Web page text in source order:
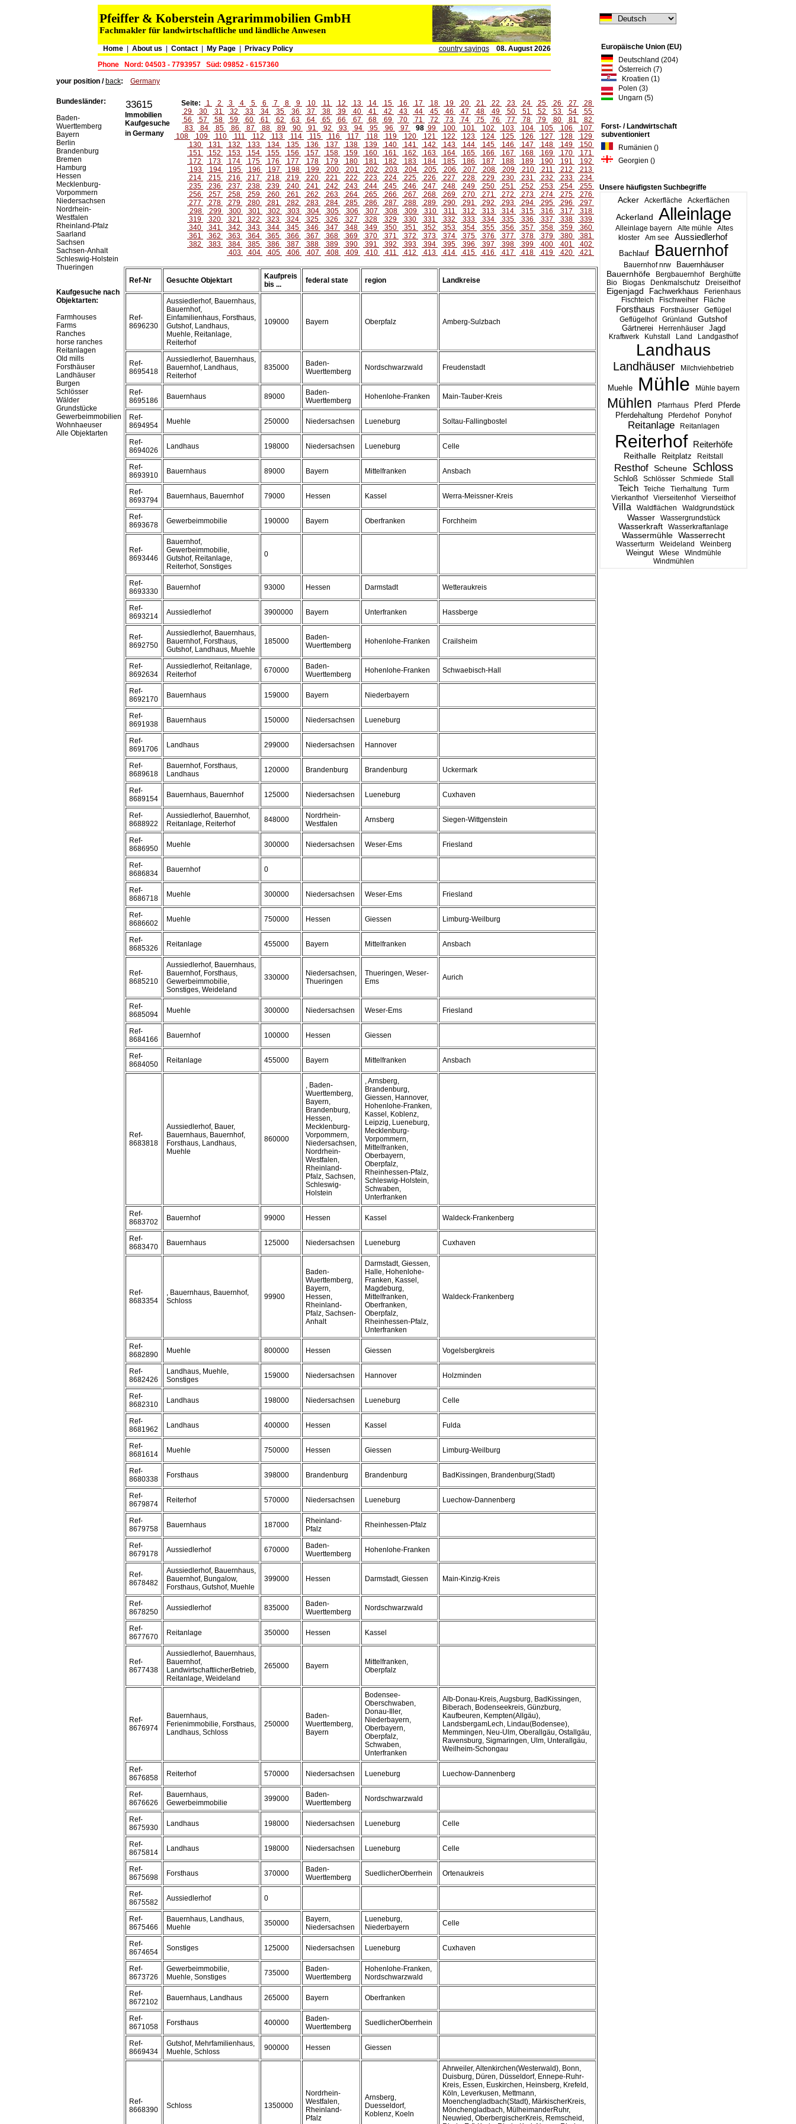
Pfeiffer & Koberstein Agrarimmobilien GmbH
Fachmakler für landwirtschaftliche und ländliche Anwesen
Home| About us Contact| My Page Privacy Policy country sayings
08. August 2026
Phone
Nord: 04503 - 7793957 Süd: 09852 - 6157360
Europäische Union (EU)
Deutschland (204)
Österreich (7)
Kroatien (1)
Polen (3)
Ungarn (5)
Forst- / Landwirtschaft
subventioniert
Rumänien ()
Georgien ()
Unsere häufigsten Suchbegriffe
Acker Ackerfläche Ackerflächen
Ackerland Alleinlage
Alleinlage bayern Alte mühle
Altes
kloster
Am see Aussiedlerhof
Bachlauf Bauernhof
Bauernhof nrw Bauernhäuser
Bauernhöfe Bergbauernhof
Berghütte
Bio
Biogas Denkmalschutz Dreiseithof
Eigenjagd Fachwerkhaus
Ferienhaus
Fischteich
Fischweiher Fläche
Forsthaus Forsthäuser
Geflügel
Geflügelhof
Grünland
Gutshof
Gärtnerei
Herrenhäuser Jagd
Kraftwerk Kuhstall Land Landgasthof
Landhaus
Landhäuser Milchviehbetrieb
Muehle Mühle Mühle bayern
Mühlen Pfarrhaus Pferd Pferde
Pferdehaltung Pferdehof Ponyhof
Reitanlage Reitanlagen
Reiterhof Reiterhöfe
Reithalle Reitplatz Reitstall
Resthof Scheune Schloss
Schloß Schlösser Schmiede Stall
Teich Teiche Tierhaltung
Turm
Vierkanthof
Vierseitenhof Vierseithof
Villa Waldflächen Waldgrundstück
Wasser Wassergrundstück
Wasserkraft Wasserkraftanlage
Wassermühle Wasserrecht
Wasserturm Weideland Weinberg
Weingut Wiese
Windmühle
Windmühlen
your position / back: Germany
Bundesländer:
Baden-
Wuerttemberg
Bayern
Berlin
Brandenburg
Bremen
Hamburg
Hessen
Mecklenburg-
Vorpommern
Niedersachsen
Nordrhein-
Westfalen
Rheinland-Pfalz
Saarland
Sachsen
Sachsen-Anhalt
Schleswig-Holstein
Thueringen
Kaufgesuche nach
Objektarten:
Farmhouses
Farms
Ranches
horse ranches
Reitanlagen
Old mills
Forsthäuser
Landhäuser
Burgen
Schlösser
Wälder
Grundstücke
Gewerbeimmobilien
Wohnhaeuser
Alle Objektarten
33615
Immobilien
Kaufgesuche
in Germany
Seite: 1 2 3 4 5 6 7 8 9 10 11 12 13 14 15 16 17 18 19 20 21 22 23 24 25 26 27
28
29
30 31 32 33 34 35 36 37 38 39 40 41 42 43 44 45 46 47 48 49 50 51 52 53 54
55
56
57 58 59 60 61 62 63 64 65 66 67 68 69 70 71 72 73 74 75 76 77 78 79 80 81
82
83
84 85 86 87 88 89 90 91 92 93 94 95 96 97 98 99 100 101 102 103 104 105 106
107
108
109 110 111 112 113 114 115 116 117 118 119 120 121 122 123 124 125 126 127 128
129
130
131 132 133 134 135 136 137 138 139 140 141 142 143 144 145 146 147 148 149
150
151
152 153 154 155 156 157 158 159 160 161 162 163 164 165 166 167 168 169 170
171
172
173 174 175 176 177 178 179 180 181 182 183 184 185 186 187 188 189 190 191
192
193
194 195 196 197 198 199 200 201 202 203 204 205 206 207 208 209 210 211 212
213
214
215 216 217 218 219 220 221 222 223 224 225 226 227 228 229 230 231 232 233
234
235
236 237 238 239 240 241 242 243 244 245 246 247 248 249 250 251 252 253 254
255
256
257 258 259 260 261 262 263 264 265 266 267 268 269 270 271 272 273 274 275
276
277
278 279 280 281 282 283 284 285 286 287 288 289 290 291 292 293 294 295 296
297
298
299 300 301 302 303 304 305 306 307 308 309 310 311 312 313 314 315 316 317
318
319
320 321 322 323 324 325 326 327 328 329 330 331 332 333 334 335 336 337 338
339
340
341 342 343 344 345 346 347 348 349 350 351 352 353 354 355 356 357 358 359
360
361
362 363 364 365 366 367 368 369 370 371 372 373 374 375 376 377 378 379 380
381
382
383 384 385 386 387 388 389 390 391 392 393 394 395 396 397 398 399 400 401
402
403
404 405 406 407 408 409 410 411 412 413 414 415 416 417 418 419 420 421
Ref-Nr Gesuchte Objektart
Kaufpreis
bis ...
federal state region Landkreise
Ref-
8696230
Aussiedlerhof, Bauernhaus,
Bauernhof,
Einfamilienhaus, Forsthaus,
Gutshof, Landhaus,
Muehle, Reitanlage,
Reiterhof
109000 Bayern Oberpfalz Amberg-Sulzbach
Ref-
8695418
Aussiedlerhof, Bauernhaus,
Bauernhof, Landhaus,
Reiterhof
835000
Baden-
Wuerttemberg
Nordschwarzwald Freudenstadt
Ref-
8695186
Bauernhaus 89000
Baden-
Wuerttemberg
Hohenlohe-Franken Main-Tauber-Kreis
Ref-
8694954
Muehle 250000 Niedersachsen Lueneburg Soltau-Fallingbostel
Ref-
8694026
Landhaus 198000 Niedersachsen Lueneburg Celle
Ref-
8693910
Bauernhaus 89000 Bayern Mittelfranken Ansbach
Ref-
8693794
Bauernhaus, Bauernhof 79000 Hessen Kassel Werra-Meissner-Kreis
Ref-
8693678
Gewerbeimmobilie 190000 Bayern Oberfranken Forchheim
Ref-
8693446
Bauernhof,
Gewerbeimmobilie,
Gutshof, Reitanlage,
Reiterhof, Sonstiges
0
Ref-
8693330
Bauernhof 93000 Hessen Darmstadt Wetteraukreis
Ref-
8693214
Aussiedlerhof 3900000 Bayern Unterfranken Hassberge
Ref-
8692750
Aussiedlerhof, Bauernhaus,
Bauernhof, Forsthaus,
Gutshof, Landhaus, Muehle
185000
Baden-
Wuerttemberg
Hohenlohe-Franken Crailsheim
Ref-
8692634
Aussiedlerhof, Reitanlage,
Reiterhof
670000
Baden-
Wuerttemberg
Hohenlohe-Franken Schwaebisch-Hall
Ref-
8692170
Bauernhaus 159000 Bayern Niederbayern
Ref-
8691938
Bauernhaus 150000 Niedersachsen Lueneburg
Ref-
8691706
Landhaus 299000 Niedersachsen Hannover
Ref-
8689618
Bauernhof, Forsthaus,
Landhaus
120000 Brandenburg Brandenburg Uckermark
Ref-
8689154
Bauernhaus, Bauernhof 125000 Niedersachsen Lueneburg Cuxhaven
Ref-
8688922
Aussiedlerhof, Bauernhof,
Reitanlage, Reiterhof
848000
Nordrhein-
Westfalen
Arnsberg Siegen-Wittgenstein
Ref-
8686950
Muehle 300000 Niedersachsen Weser-Ems Friesland
Ref-
8686834
Bauernhof 0
Ref-
8686718
Muehle 300000 Niedersachsen Weser-Ems Friesland
Ref-
8686602
Muehle 750000 Hessen Giessen Limburg-Weilburg
Ref-
8685326
Reitanlage 455000 Bayern Mittelfranken Ansbach
Ref-
8685210
Aussiedlerhof, Bauernhaus,
Bauernhof, Forsthaus,
Gewerbeimmobilie,
Sonstiges, Weideland
330000
Niedersachsen,
Thueringen
Thueringen, Weser-
Ems
Aurich
Ref-
8685094
Muehle 300000 Niedersachsen Weser-Ems Friesland
Ref-
8684166
Bauernhof 100000 Hessen Giessen
Ref-
8684050
Reitanlage 455000 Bayern Mittelfranken Ansbach
Ref-
8683818
Aussiedlerhof, Bauer,
Bauernhaus, Bauernhof,
Forsthaus, Landhaus,
Muehle
860000
, Baden-
Wuerttemberg,
Bayern,
Brandenburg,
Hessen,
Mecklenburg-
Vorpommern,
Niedersachsen,
Nordrhein-
Westfalen,
Rheinland-
Pfalz, Sachsen,
Schleswig-
Holstein
, Arnsberg,
Brandenburg,
Giessen, Hannover,
Hohenlohe-Franken,
Kassel, Koblenz,
Leipzig, Lueneburg,
Mecklenburg-
Vorpommern,
Mittelfranken,
Oberbayern,
Oberpfalz,
Rheinhessen-Pfalz,
Schleswig-Holstein,
Schwaben,
Unterfranken
Ref-
8683702
Bauernhof 99000 Hessen Kassel Waldeck-Frankenberg
Ref-
8683470
Bauernhaus 125000 Niedersachsen Lueneburg Cuxhaven
Ref-
8683354
, Bauernhaus, Bauernhof,
Schloss
99900
Baden-
Wuerttemberg,
Bayern,
Hessen,
Rheinland-
Pfalz, Sachsen-
Anhalt
Darmstadt, Giessen,
Halle, Hohenlohe-
Franken, Kassel,
Magdeburg,
Mittelfranken,
Oberfranken,
Oberpfalz,
Rheinhessen-Pfalz,
Unterfranken
Waldeck-Frankenberg
Ref-
8682890
Muehle 800000 Hessen Giessen Vogelsbergkreis
Ref-
8682426
Landhaus, Muehle,
Sonstiges
159000 Niedersachsen Hannover Holzminden
Ref-
8682310
Landhaus 198000 Niedersachsen Lueneburg Celle
Ref-
8681962
Landhaus 400000 Hessen Kassel Fulda
Ref-
8681614
Muehle 750000 Hessen Giessen Limburg-Weilburg
Ref-
8680338
Forsthaus 398000 Brandenburg Brandenburg BadKissingen, Brandenburg(Stadt)
Ref-
8679874
Reiterhof 570000 Niedersachsen Lueneburg Luechow-Dannenberg
Ref-
8679758
Bauernhaus 187000
Rheinland-
Pfalz
Rheinhessen-Pfalz
Ref-
8679178
Aussiedlerhof 670000
Baden-
Wuerttemberg
Hohenlohe-Franken
Ref-
8678482
Aussiedlerhof, Bauernhaus,
Bauernhof, Bungalow,
Forsthaus, Gutshof, Muehle
399000 Hessen Darmstadt, Giessen Main-Kinzig-Kreis
Ref-
8678250
Aussiedlerhof 835000
Baden-
Wuerttemberg
Nordschwarzwald
Ref-
8677670
Reitanlage 350000 Hessen Kassel
Ref-
8677438
Aussiedlerhof, Bauernhaus,
Bauernhof,
LandwirtschaftlicherBetrieb,
Reitanlage, Weideland
265000 Bayern
Mittelfranken,
Oberpfalz
Ref-
8676974
Bauernhaus,
Ferienimmobilie, Forsthaus,
Landhaus, Schloss
250000
Baden-
Wuerttemberg,
Bayern
Bodensee-
Oberschwaben,
Donau-Iller,
Niederbayern,
Oberbayern,
Oberpfalz,
Schwaben,
Unterfranken
Alb-Donau-Kreis, Augsburg, BadKissingen,
Biberach, Bodenseekreis, Günzburg,
Kaufbeuren, Kempten(Allgäu),
LandsbergamLech, Lindau(Bodensee),
Memmingen, Neu-Ulm, Oberallgäu, Ostallgäu,
Ravensburg, Sigmaringen, Ulm, Unterallgäu,
Weilheim-Schongau
Ref-
8676858
Reiterhof 570000 Niedersachsen Lueneburg Luechow-Dannenberg
Ref-
8676626
Bauernhaus,
Gewerbeimmobilie
399000
Baden-
Wuerttemberg
Nordschwarzwald
Ref-
8675930
Landhaus 198000 Niedersachsen Lueneburg Celle
Ref-
8675814
Landhaus 198000 Niedersachsen Lueneburg Celle
Ref-
8675698
Forsthaus 370000
Baden-
Wuerttemberg
SuedlicherOberrhein Ortenaukreis
Ref-
8675582
Aussiedlerhof 0
Ref-
8675466
Bauernhaus, Landhaus,
Muehle
350000
Bayern,
Niedersachsen
Lueneburg,
Niederbayern
Celle
Ref-
8674654
Sonstiges 125000 Niedersachsen Lueneburg Cuxhaven
Ref-
8673726
Gewerbeimmobilie,
Muehle, Sonstiges
735000
Baden-
Wuerttemberg
Hohenlohe-Franken,
Nordschwarzwald
Ref-
8672102
Bauernhaus, Landhaus 265000 Bayern Oberfranken
Ref-
8671058
Forsthaus 400000
Baden-
Wuerttemberg
SuedlicherOberrhein
Ref-
8669434
Gutshof, Mehrfamilienhaus,
Muehle, Schloss
900000 Hessen Giessen
Ref-
8668390
Schloss 1350000
Nordrhein-
Westfalen,
Rheinland-
Pfalz
Arnsberg,
Duesseldorf,
Koblenz, Koeln
Ahrweiler, Altenkirchen(Westerwald), Bonn,
Duisburg, Düren, Düsseldorf, Ennepe-Ruhr-
Kreis, Essen, Euskirchen, Heinsberg, Krefeld,
Köln, Leverkusen, Mettmann,
Moenchengladbach(Stadt), MärkischerKreis,
Mönchengladbach, MülheimanderRuhr,
Neuwied, OberbergischerKreis, Remscheid,